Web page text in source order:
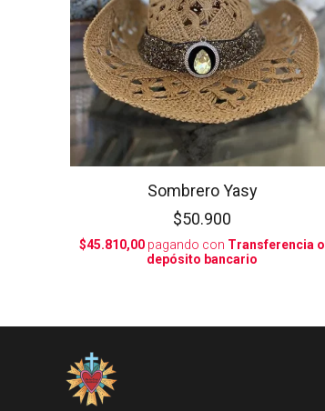
Sombrero Yasy
$50.900
$45.810,00 pagando con Transferencia o
depósito bancario